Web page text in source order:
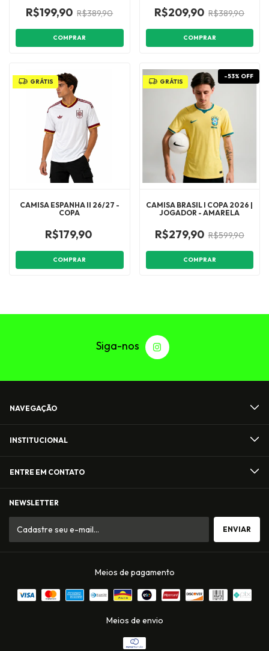
R$199,90 R$389,90
COMPRAR
R$209,90 R$389,90
COMPRAR
GRÁTIS
CAMISA ESPANHA II 26/27 -
COPA
R$179,90
COMPRAR
GRÁTIS
CAMISA BRASIL I COPA 2026 |
JOGADOR - AMARELA
-53% OFF
R$279,90 R$599,90
COMPRAR
NAVEGAÇÃO
INSTITUCIONAL
ENTRE EM CONTATO
NEWSLETTER
Meios de pagamento
Meios de envio